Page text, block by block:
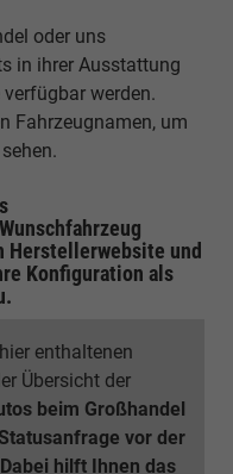
oder uns
in ihrer Ausstattung
werden.
Fahrzeugnamen, um
Herstellerwebsite und
Konfiguration als
enthaltenen
Übersicht der
beim Großhandel
vor der
hilft Ihnen das